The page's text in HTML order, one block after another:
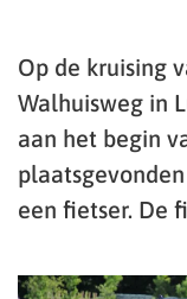
Op de kruising
Walhuisweg in
aan het begin
een fietser. De